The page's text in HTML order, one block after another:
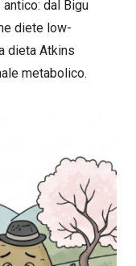
dal Bigu
diete low-
dieta Atkins
metabolico.